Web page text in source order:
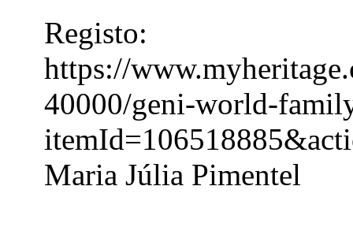
Registo:
https://
40000/geni-world-
Maria Júlia Pimentel